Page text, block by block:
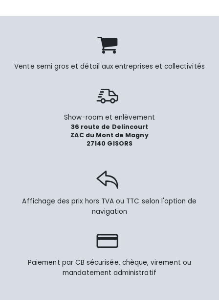
Vente semi gros et détail aux entreprises et collectivités
Show-room et enlèvement
36 route de Delincourt
ZAC du Mont de Magny
27140 GISORS
Affichage des prix hors TVA ou TTC selon l'option de
navigation
Paiement par CB sécurisée, chèque, virement ou
mandatement administratif